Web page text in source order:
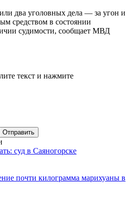
два уголовных дела — за угон и
средством в состоянии
судимости, сообщает МВД
текст и нажмите
Отправить
суд в Саяногорске
почти килограмма марихуаны в